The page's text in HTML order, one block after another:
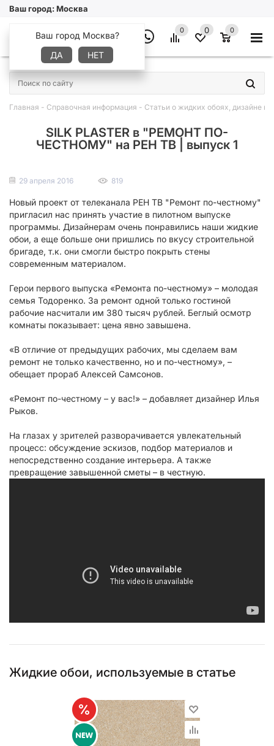
Ваш город:Москва
Ваш город Москва?
ДА
НЕТ
0 0 0
×
Главная - Справочная информация - Статьи о жидких обоях, дизайне и
SILK PLASTER в "РЕМОНТ ПО-
ЧЕСТНОМУ" на РЕН ТВ | выпуск 1
29 апреля 2016 819
Новый проект от телеканала РЕН ТВ "Ремонт по-честному"
пригласил нас принять участие в пилотном выпуске
программы. Дизайнерам очень понравились наши жидкие
обои, а еще больше они пришлись по вкусу строительной
бригаде, т.к. они смогли быстро покрыть стены
современным материалом.
Герои первого выпуска «Ремонта по-честному» – молодая
семья Тодоренко. За ремонт одной только гостиной
рабочие насчитали им 380 тысяч рублей. Беглый осмотр
комнаты показывает: цена явно завышена.
«В отличие от предыдущих рабочих, мы сделаем вам
ремонт не только качественно, но и по-честному», –
обещает прораб Алексей Самсонов.
«Ремонт по-честному – у вас!» – добавляет дизайнер Илья
Рыков.
На глазах у зрителей разворачивается увлекательный
процесс: обсуждение эскизов, подбор материалов и
непосредственно создание интерьера. А также
превращение завышенной сметы – в честную.
Жидкие обои, используемые в статье